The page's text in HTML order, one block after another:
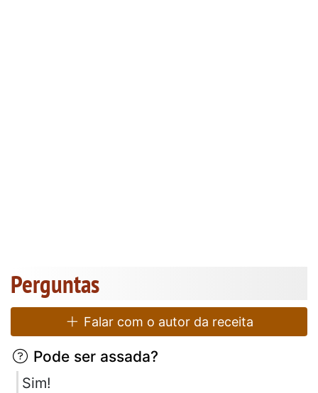
Perguntas
Falar com o autor da receita
Pode ser assada?
Sim!